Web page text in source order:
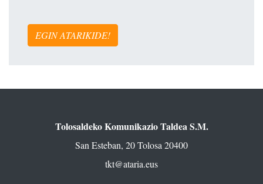
EGIN ATARIKIDE!
Tolosaldeko Komunikazio Taldea S.M.
San Esteban, 20 Tolosa 20400
tkt@ataria.eus